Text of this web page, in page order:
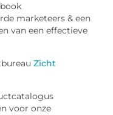
marketeers & een
van een effectieve
Zicht
voor onze